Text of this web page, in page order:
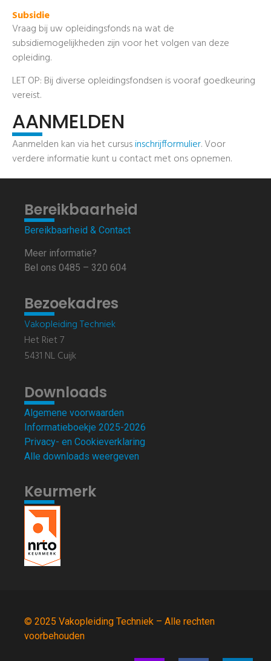
Subsidie
Vraag bij uw opleidingsfonds na wat de
subsidiemogelijkheden zijn voor het volgen van deze
opleiding.
LET OP: Bij diverse opleidingsfondsen is vooraf goedkeuring
vereist.
AANMELDEN
Aanmelden kan via het cursusinschrijfformulier. Voor
verdere informatie kunt u contact met ons opnemen.
Bereikbaarheid
Bereikbaarheid & Contact
Meer informatie?
Bel ons 0485 – 320 604
Bezoekadres
Vakopleiding Techniek
Het Riet 7
5431 NL Cuijk
Downloads
Algemene voorwaarden
Informatieboekje 2025-2026
Privacy- en Cookieverklaring
Alle downloads weergeven
Keurmerk
© 2025 Vakopleiding Techniek – Alle rechten
voorbehouden